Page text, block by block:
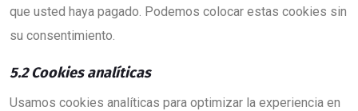
que usted haya pagado. Podemos colocar estas cookies sin
su consentimiento.
5.2 Cookies analíticas
Usamos cookies analíticas para optimizar la experiencia en